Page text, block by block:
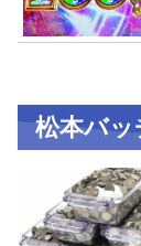
松本バッ